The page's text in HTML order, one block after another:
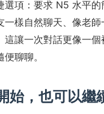
選項：要求 N5 水平
一樣自然聊天、像老
這讓一次對話更像一個
聊聊。
始，也可以繼